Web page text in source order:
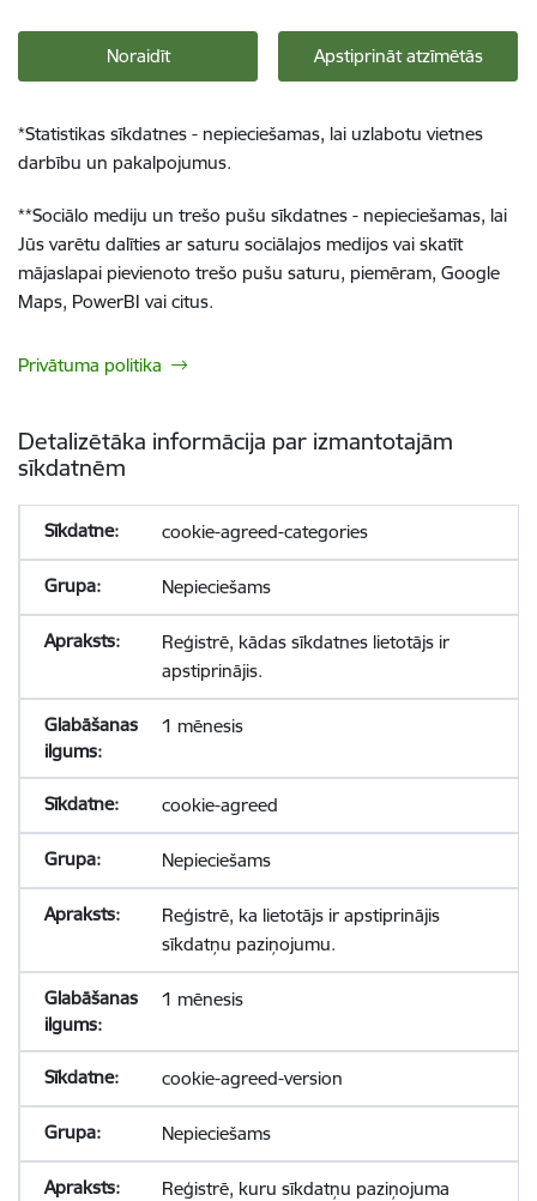
Noraidīt Apstiprināt atzīmētās
*Statistikas sīkdatnes - nepieciešamas, lai uzlabotu vietnes
darbību un pakalpojumus.
**Sociālo mediju un trešo pušu sīkdatnes - nepieciešamas, lai
Jūs varētu dalīties ar saturu sociālajos medijos vai skatīt
mājaslapai pievienoto trešo pušu saturu, piemēram, Google
Maps, PowerBI vai citus.
Privātuma politika
Detalizētāka informācija par izmantotajām
sīkdatnēm
cookie-agreed-categories
Nepieciešams
Reģistrē, kādas sīkdatnes lietotājs ir
apstiprinājis.
1 mēnesis
cookie-agreed
Nepieciešams
Reģistrē, ka lietotājs ir apstiprinājis
sīkdatņu paziņojumu.
1 mēnesis
cookie-agreed-version
Nepieciešams
Reģistrē, kuru sīkdatņu paziņojuma